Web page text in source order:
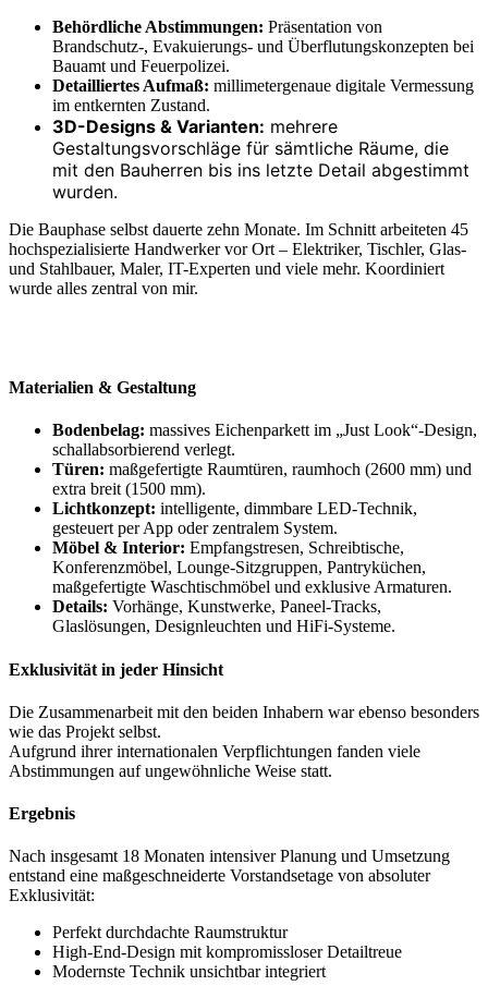
Behördliche Abstimmungen: Präsentation von
Brandschutz-, Evakuierungs- und Überflutungskonzepten bei
Bauamt und Feuerpolizei.
Detailliertes Aufmaß: millimetergenaue digitale Vermessung
im entkernten Zustand.
3D-Designs & Varianten: mehrere
Gestaltungsvorschläge für sämtliche Räume, die
mit den Bauherren bis ins letzte Detail abgestimmt
wurden.
Die Bauphase selbst dauerte zehn Monate. Im Schnitt arbeiteten 45
hochspezialisierte Handwerker vor Ort – Elektriker, Tischler, Glas-
und Stahlbauer, Maler, IT-Experten und viele mehr. Koordiniert
wurde alles zentral von mir.
Materialien & Gestaltung
Bodenbelag: massives Eichenparkett im „Just Look“-Design,
schallabsorbierend verlegt.
Türen: maßgefertigte Raumtüren, raumhoch (2600 mm) und
extra breit (1500 mm).
Lichtkonzept: intelligente, dimmbare LED-Technik,
gesteuert per App oder zentralem System.
Möbel & Interior: Empfangstresen, Schreibtische,
Konferenzmöbel, Lounge-Sitzgruppen, Pantryküchen,
maßgefertigte Waschtischmöbel und exklusive Armaturen.
Details: Vorhänge, Kunstwerke, Paneel-Tracks,
Glaslösungen, Designleuchten und HiFi-Systeme.
Exklusivität in jeder Hinsicht
Die Zusammenarbeit mit den beiden Inhabern war ebenso besonders
wie das Projekt selbst.
Aufgrund ihrer internationalen Verpflichtungen fanden viele
Abstimmungen auf ungewöhnliche Weise statt.
Ergebnis
Nach insgesamt 18 Monaten intensiver Planung und Umsetzung
entstand eine maßgeschneiderte Vorstandsetage von absoluter
Exklusivität:
Perfekt durchdachte Raumstruktur
High-End-Design mit kompromissloser Detailtreue
Modernste Technik unsichtbar integriert